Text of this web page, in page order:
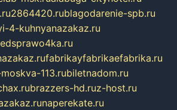
2864420.rublagodarenie-spb.ru
4-kuhnyanazakaz.ru
fabrikayfabrikaefabrika.ru
113.rubiletnadom.ru
brazzers-hd.ruz-host.ru
naperekate.ru